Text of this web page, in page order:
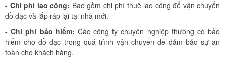
- Chi phí lao công: Bao gồm chi phí thuê lao công để vận chuyển
đồ đạc và lắp ráp lại tại nhà mới.
- Chi phí bảo hiểm: Các công ty chuyên nghiệp thường có bảo
hiểm cho đồ đạc trong quá trình vận chuyển để đảm bảo sự an
toàn cho khách hàng.